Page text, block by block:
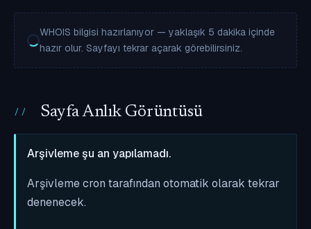
WHOIS bilgisi hazırlanıyor — yaklaşık 5 dakika içinde
hazır olur. Sayfayı tekrar açarak görebilirsiniz.
Sayfa Anlık Görüntüsü
Arşivleme şu an yapılamadı.
Arşivleme cron tarafından otomatik olarak tekrar
denenecek.